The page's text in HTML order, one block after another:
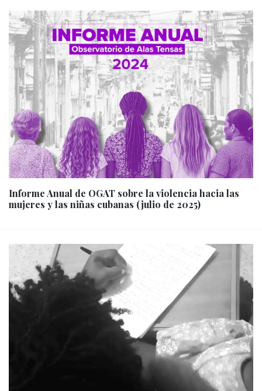
Informe Anual de OGAT sobre la violencia hacia las
mujeres y las niñas cubanas (julio de 2025)